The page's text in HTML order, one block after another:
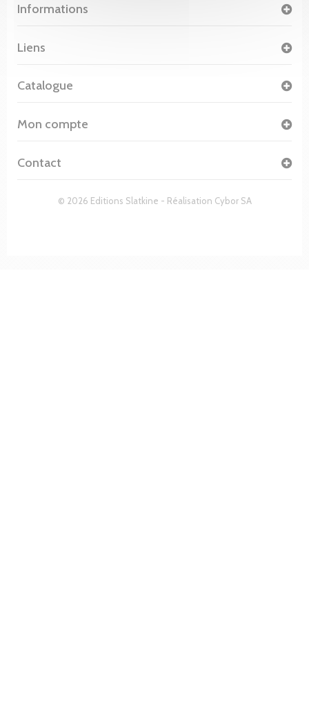
Informations
© 2026 Editions Slatkine - Réalisation Cybor SA
Liens
Catalogue
Mon compte
Contact